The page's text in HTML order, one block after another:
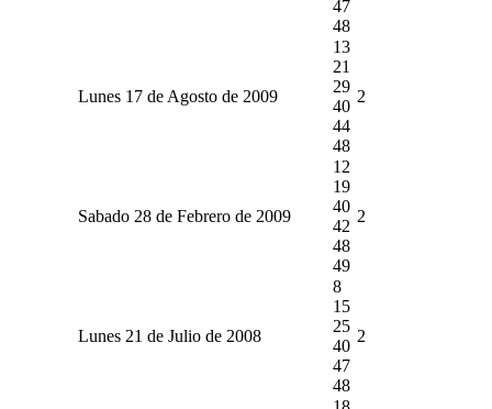
47
48
Lunes 17 de Agosto de 2009
13
21
29
40
44
48
2
Sabado 28 de Febrero de 2009
12
19
40
42
48
49
2
Lunes 21 de Julio de 2008
8
15
25
40
47
48
2